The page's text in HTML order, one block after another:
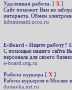
Удаленная работа. [ X ]
Сайт поможет Вам не
интернета. Обмен
lubimiesaiti.ucoz.ru
E-Board - Ищете работу?
С помощью нашего сайта
персонала для своего
e-board.org.ru
Работа курьера [ X ]
Работа курьером в Москве
dostavka.net.ru